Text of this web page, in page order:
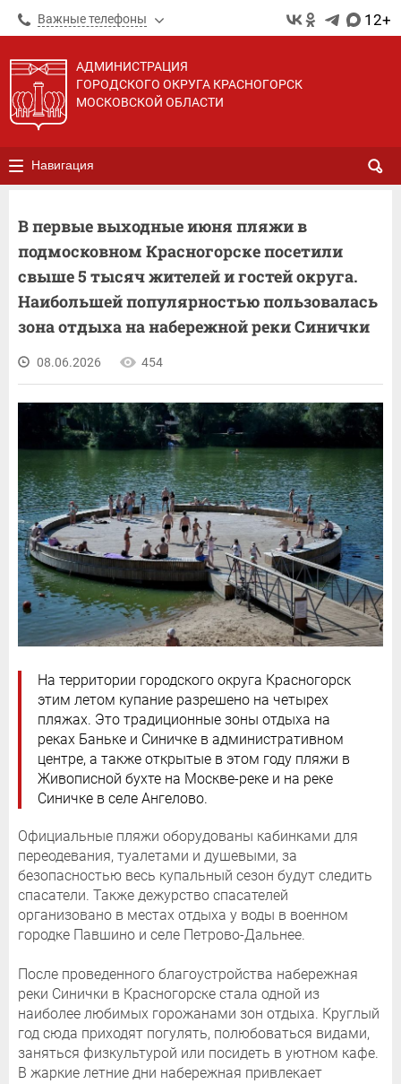
Важные телефоны 12+
АДМИНИСТРАЦИЯ
ГОРОДСКОГО ОКРУГА КРАСНОГОРСК
МОСКОВСКОЙ ОБЛАСТИ
Навигация
В первые выходные июня пляжи в
подмосковном Красногорске посетили
свыше 5 тысяч жителей и гостей округа.
Наибольшей популярностью пользовалась
зона отдыха на набережной реки Синички
08.06.2026 454
На территории городского округа Красногорск
этим летом купание разрешено на четырех
пляжах. Это традиционные зоны отдыха на
реках Баньке и Синичке в административном
центре, а также открытые в этом году пляжи в
Живописной бухте на Москве-реке и на реке
Синичке в селе Ангелово.
Официальные пляжи оборудованы кабинками для
переодевания, туалетами и душевыми, за
безопасностью весь купальный сезон будут следить
спасатели. Также дежурство спасателей
организовано в местах отдыха у воды в военном
городке Павшино и селе Петрово-Дальнее.
После проведенного благоустройства набережная
реки Синички в Красногорске стала одной из
наиболее любимых горожанами зон отдыха. Круглый
год сюда приходят погулять, полюбоваться видами,
заняться физкультурой или посидеть в уютном кафе.
В жаркие летние дни набережная привлекает